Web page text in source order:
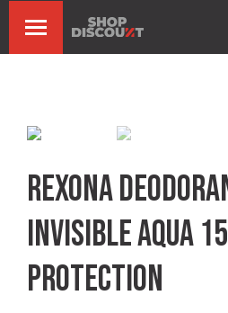
Rexona
invisible aqua
protection